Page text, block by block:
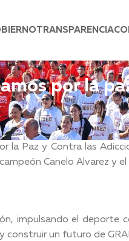
TRANSPARENCIA
por la
la Paz y Contra las
Canelo Alvarez y
impulsando el deporte
construir un futuro de